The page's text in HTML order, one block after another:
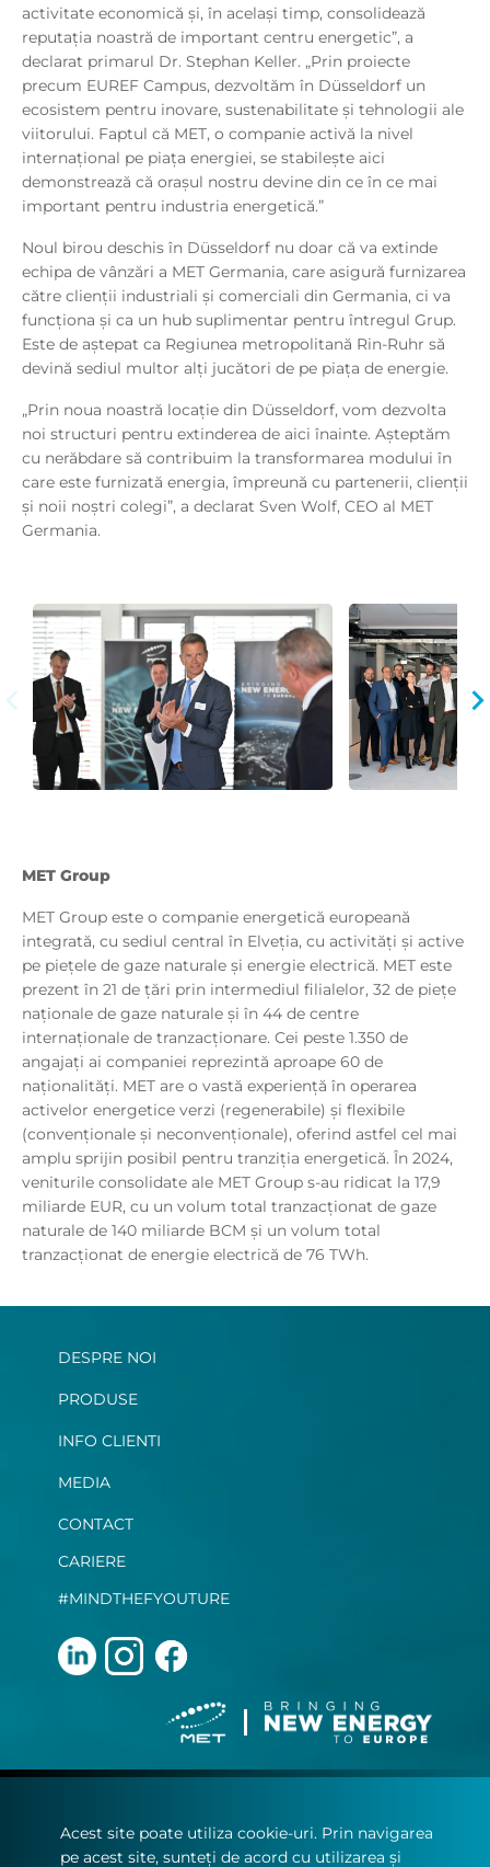
activitate economică și, în același timp, consolidează
reputația noastră de important centru energetic”, a
declarat primarul Dr. Stephan Keller. „Prin proiecte
precum EUREF Campus, dezvoltăm în Düsseldorf un
ecosistem pentru inovare, sustenabilitate și tehnologii ale
viitorului. Faptul că MET, o companie activă la nivel
internațional pe piața energiei, se stabilește aici
demonstrează că orașul nostru devine din ce în ce mai
important pentru industria energetică.”
Noul birou deschis în Düsseldorf nu doar că va extinde
echipa de vânzări a MET Germania, care asigură furnizarea
către clienții industriali și comerciali din Germania, ci va
funcționa și ca un hub suplimentar pentru întregul Grup.
Este de aștepat ca Regiunea metropolitană Rin-Ruhr să
devină sediul multor alți jucători de pe piața de energie.
„Prin noua noastră locație din Düsseldorf, vom dezvolta
noi structuri pentru extinderea de aici înainte. Așteptăm
cu nerăbdare să contribuim la transformarea modului în
care este furnizată energia, împreună cu partenerii, clienții
și noii noștri colegi”, a declarat Sven Wolf, CEO al MET
Germania.
Previous
MET Group
MET Group este o companie energetică europeană
integrată, cu sediul central în Elveția, cu activități și active
pe piețele de gaze naturale și energie electrică. MET este
prezent în 21 de țări prin intermediul filialelor, 32 de piețe
naționale de gaze naturale și în 44 de centre
internaționale de tranzacționare. Cei peste 1.350 de
angajați ai companiei reprezintă aproape 60 de
naționalități. MET are o vastă experiență în operarea
activelor energetice verzi (regenerabile) și flexibile
(convenționale și neconvenţionale), oferind astfel cel mai
amplu sprijin posibil pentru tranziția energetică. În 2024,
veniturile consolidate ale MET Group s-au ridicat la 17,9
miliarde EUR, cu un volum total tranzacționat de gaze
naturale de 140 miliarde BCM și un volum total
tranzacționat de energie electrică de 76 TWh.
DESPRE NOI
PRODUSE
INFO CLIENTI
MEDIA
CONTACT
CARIERE
#MINDTHEFYOUTURE
Privacy Statement
Acest site poate utiliza cookie-uri. Prin navigarea
pe acest site, sunteți de acord cu utilizarea și